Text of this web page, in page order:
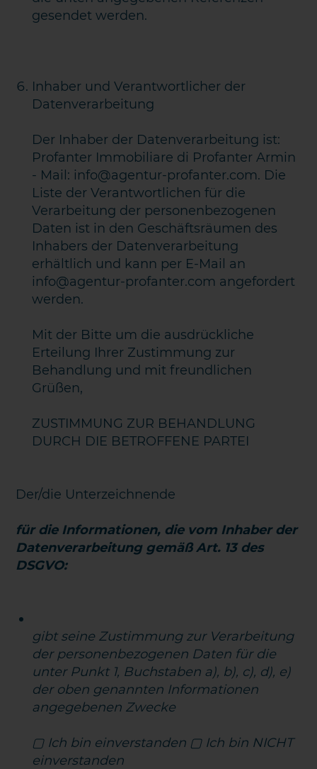
gesendet werden.
Inhaber und Verantwortlicher der
Datenverarbeitung
Der Inhaber der Datenverarbeitung ist:
Profanter Immobiliare di Profanter Armin
- Mail: info@agentur-profanter.com. Die
Liste der Verantwortlichen für die
Verarbeitung der personenbezogenen
Daten ist in den Geschäftsräumen des
Inhabers der Datenverarbeitung
erhältlich und kann per E-Mail an
info@agentur-profanter.com angefordert
werden.
Mit der Bitte um die ausdrückliche
Erteilung Ihrer Zustimmung zur
Behandlung und mit freundlichen
Grüßen,
ZUSTIMMUNG ZUR BEHANDLUNG
DURCH DIE BETROFFENE PARTEI
Der/die Unterzeichnende
für die Informationen, die vom Inhaber der
Datenverarbeitung gemäß Art. 13 des
DSGVO:
gibt seine Zustimmung zur Verarbeitung
der personenbezogenen Daten für die
unter Punkt 1, Buchstaben a), b), c), d), e)
der oben genannten Informationen
angegebenen Zwecke
▢ Ich bin einverstanden ▢ Ich bin NICHT
einverstanden